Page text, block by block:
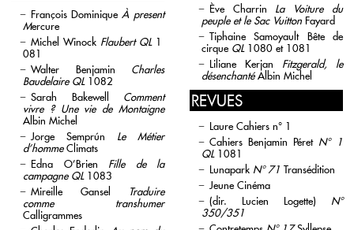
François Dominique À present
Mercure
Michel Winock Flaubert QL 1
081
Walter Benjamin Charles
Baudelaire QL 1082
Sarah Bakewell Comment
vivre ? Une vie de Montaigne
Albin Michel
Jorge Semprún Le Métier
d’hommeClimats
Edna O’Brien Fille de la
campagne QL 1083
Mireille Gansel
Traduire
comme transhumer
Calligrammes
Ève Charrin La Voiture du
peuple et le Sac Vuitton Fayard
Tiphaine Samoyault Bête de
cirque QL 1080 et 1081
Liliane Kerjan Fitzgerald, le
désenchantéAlbin Michel
REVUES
Laure Cahiers n° 1
Cahiers Benjamin Péret N° 1
QL 1081
Lunapark N° 71 Transédition
Jeune Cinéma
(dir. Lucien Logette) N°
350/351